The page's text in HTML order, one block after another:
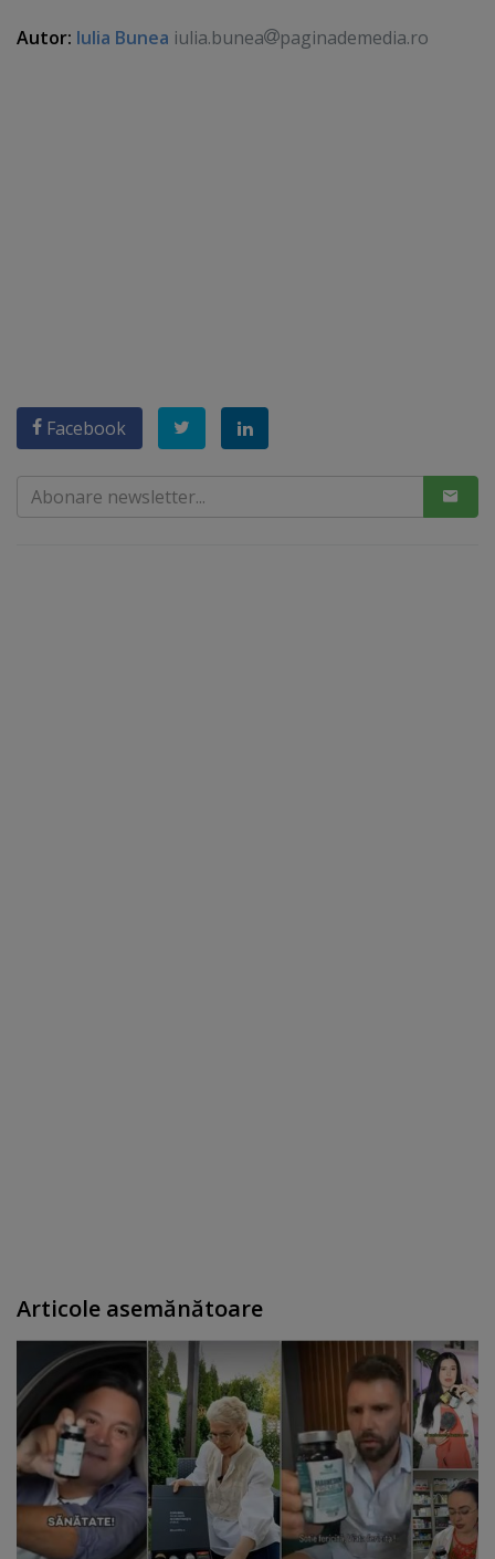
Autor: Iulia Bunea iulia.bunea paginademedia.ro
Facebook
Articole asemănătoare